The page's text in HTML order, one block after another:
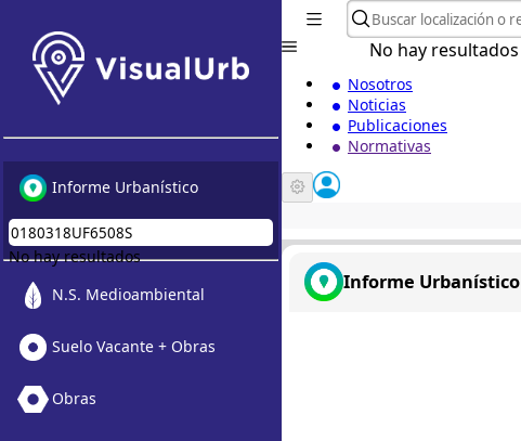
Informe Urbanístico
No hay resultados
N.S. Medioambiental
Suelo Vacante + Obras
Obras
No hay resultados
Nosotros
Noticias
Publicaciones
Normativas
Informe Urbanístico